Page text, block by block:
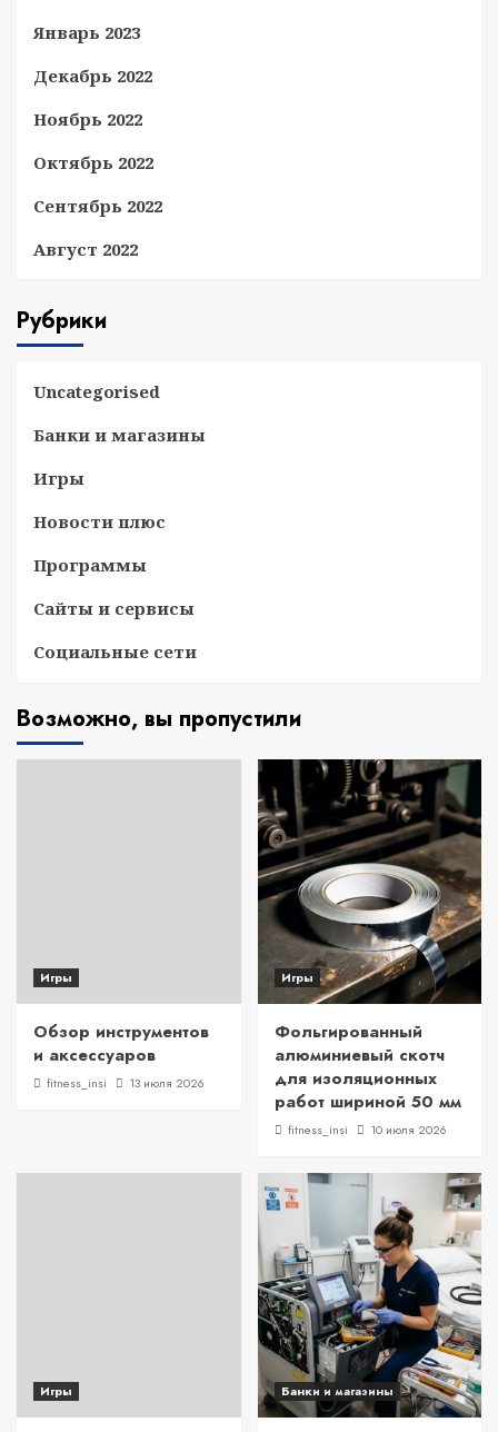
Январь 2023
Декабрь 2022
Ноябрь 2022
Октябрь 2022
Сентябрь 2022
Август 2022
Рубрики
Uncategorised
Банки и магазины
Игры
Новости плюс
Программы
Сайты и сервисы
Социальные сети
Возможно, вы пропустили
Игры
Обзор инструментов
и аксессуаров
fitness_insi 13 июля 2026
Игры
Фольгированный
алюминиевый скотч
для изоляционных
работ шириной 50 мм
fitness_insi 10 июля 2026
Игры Банки и магазины